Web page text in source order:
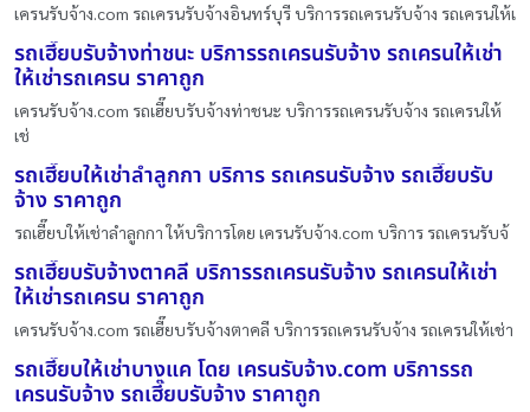
เครนรับจ้าง.com รถเครนรับจ้างอินทร์บุรี บริการรถเครนรับจ้าง รถเครนให้เ
รถเฮี๊ยบรับจ้างท่าชนะ บริการรถเครนรับจ้าง รถเครนให้เช่า
ให้เช่ารถเครน ราคาถูก
เครนรับจ้าง.com รถเฮี๊ยบรับจ้างท่าชนะ บริการรถเครนรับจ้าง รถเครนให้
เช่
รถเฮี๊ยบให้เช่าลำลูกกา บริการ รถเครนรับจ้าง รถเฮี๊ยบรับ
จ้าง ราคาถูก
รถเฮี๊ยบให้เช่าลำลูกกา ให้บริการโดย เครนรับจ้าง.com บริการ รถเครนรับจ้
รถเฮี๊ยบรับจ้างตาคลี บริการรถเครนรับจ้าง รถเครนให้เช่า
ให้เช่ารถเครน ราคาถูก
เครนรับจ้าง.com รถเฮี๊ยบรับจ้างตาคลี บริการรถเครนรับจ้าง รถเครนให้เช่า
รถเฮี๊ยบให้เช่าบางแค โดย เครนรับจ้าง.com บริการรถ
เครนรับจ้าง รถเฮี๊ยบรับจ้าง ราคาถูก